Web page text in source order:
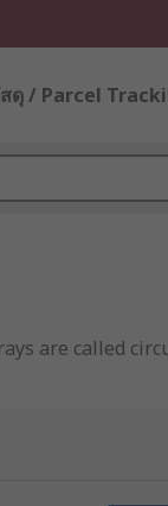
ดุ / Parcel
are called
The